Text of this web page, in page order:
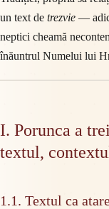
un text de trezvie —
neptici cheamă
înăuntrul Numelui lui
I. Porunca a
textul,
1.1. Textul ca